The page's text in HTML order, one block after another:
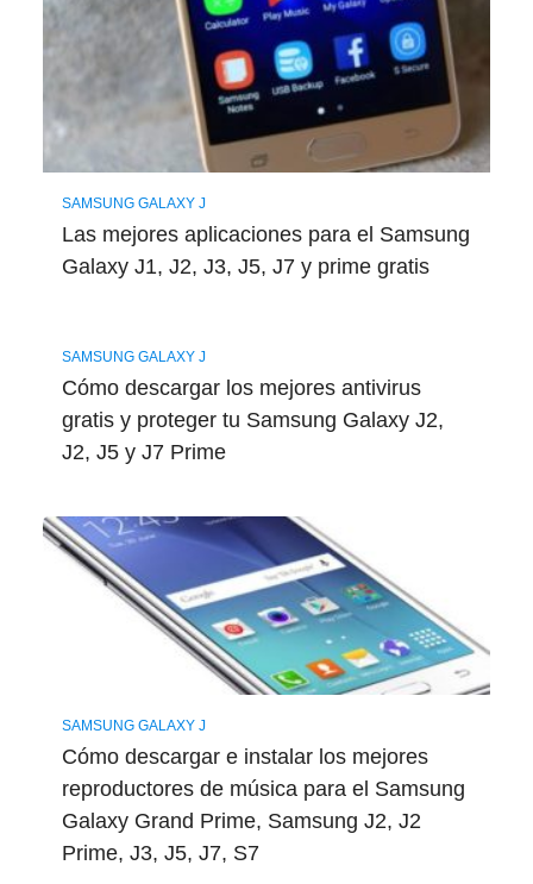
SAMSUNG GALAXY J
Las mejores aplicaciones para el Samsung
Galaxy J1, J2, J3, J5, J7 y prime gratis
SAMSUNG GALAXY J
Cómo descargar los mejores antivirus
gratis y proteger tu Samsung Galaxy J2,
J2, J5 y J7 Prime
SAMSUNG GALAXY J
Cómo descargar e instalar los mejores
reproductores de música para el Samsung
Galaxy Grand Prime, Samsung J2, J2
Prime, J3, J5, J7, S7